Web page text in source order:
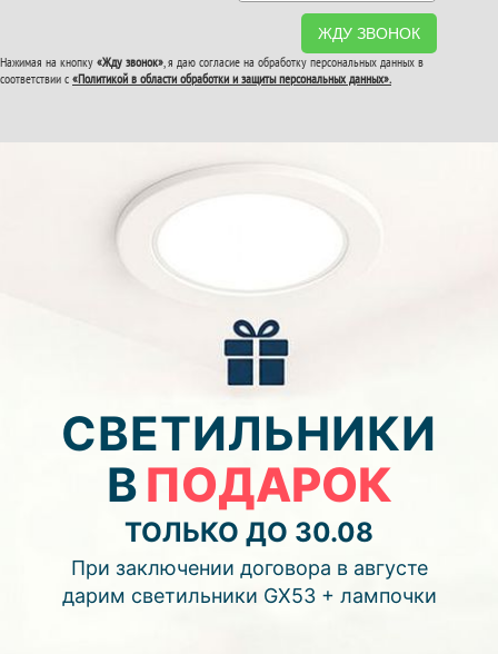
ВТОРОЙ И ТРЕТИЙ
ПОТОЛОК
В ПОДАРОК!
До конца акции:
05 17 34
дней часов мин.
Подробнее об акции >>
Монтаж двухуровнего потолка
с фотопечатью и подсветкой (смотреть видео)
СВЕТИЛЬНИКИ
ВПОДАРОК
ТОЛЬКО ДО 30.08
При заключении договора в августе
дарим светильники GX53 + лампочки
ЖДУ ЗВОНОК
Нажимая на кнопку «Жду звонок», я даю согласие на обработку персональных данных в
соответствии с «Политикой в области обработки и защиты персональных данных».